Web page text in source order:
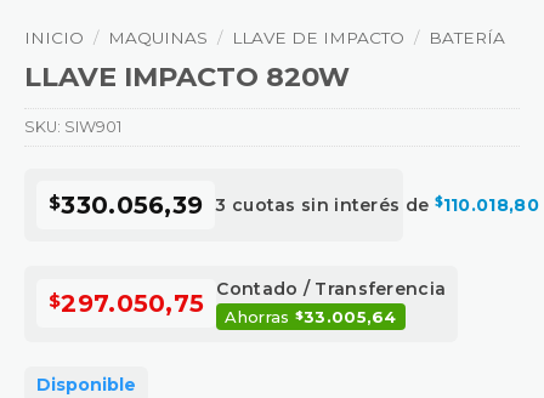
INICIO / MAQUINAS / LLAVE DE IMPACTO / BATERÍA
LLAVE IMPACTO 820W
$330.056,39 3 cuotas sin interés de $110.018,80
$297.050,75
Contado / Transferencia
Ahorras $33.005,64
Disponible
SKU: SIW901